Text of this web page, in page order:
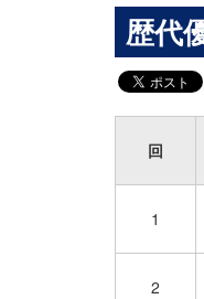
歴代
回
1
2